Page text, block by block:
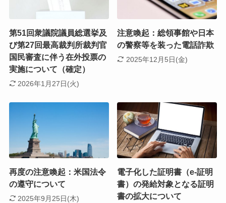
第51回衆議院議員総選挙及
び第27回最高裁判所裁判官
国民審査に伴う在外投票の
実施について（確定）
2026年1月27日(火)
注意喚起：総領事館や日本
の警察等を装った電話詐欺
2025年12月5日(金)
再度の注意喚起：米国法令
の遵守について
2025年9月25日(木)
電子化した証明書（e-証明
書）の発給対象となる証明
書の拡大について